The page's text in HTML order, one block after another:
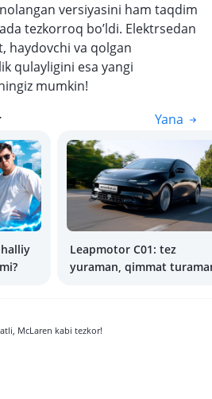
versiyasini ham taqdim
tezkorroq bo’ldi. Elektrsedan
haydovchi va qolgan
qulayligini esa yangi
mumkin!
Yana
Leapmotor C01: tez
yuraman, qimmat
McLaren kabi tezkor!